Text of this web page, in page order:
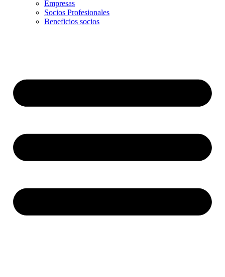
Empresas
Socios Profesionales
Beneficios socios